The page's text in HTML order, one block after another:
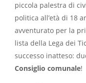
piccola palestra di
politica all’età di 18
avventurato per la
lista della Lega dei
successo inatteso:
Consiglio comunale!